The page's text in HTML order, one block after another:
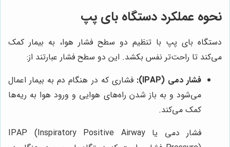
نحوه عملکرد دستگاه بای پپ
دستگاه بای پپ با تنظیم دو سطح فشار هوا، به بیمار کمک
می‌کند تا راحت‌تر نفس بکشد. این دو سطح فشار عبارتند از:
فشار دمی (IPAP):
فشاری که در هنگام دم به بیمار اعمال
می‌شود و به باز شدن راه‌های هوایی و ورود هوا به ریه‌ها
کمک می‌کند.
فشار دمی یا IPAP (Inspiratory Positive Airway